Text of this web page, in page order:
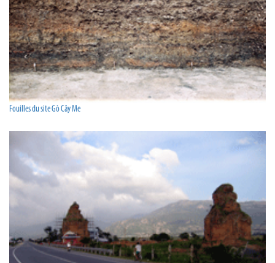
Fouilles du site Gò Cây Me